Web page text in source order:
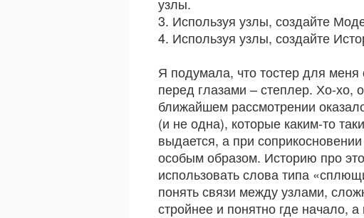
3. Используя узлы, создайте
4. Используя узлы, создайте
Я подумала, что тостер для
перед глазами – степлер. Хо-хо,
ближайшем рассмотрении
(и не одна), которые каким-то
выдается, а при
особым образом. Историю про
использовать слова типа
понять связи между узлами,
стройнее и понятно где начало,